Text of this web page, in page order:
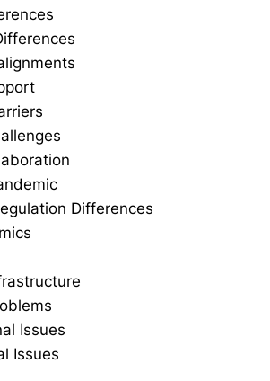
Differences
Issues
Issues